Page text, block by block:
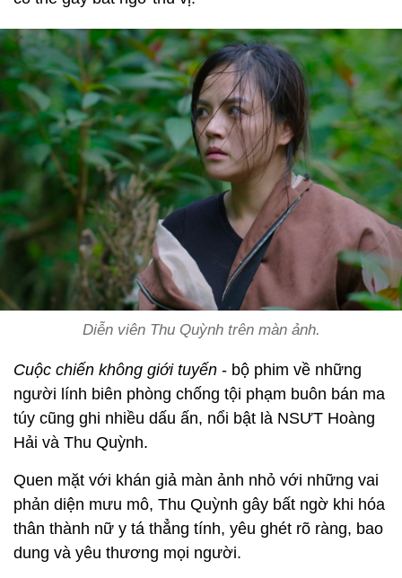
Diễn viên Thu Quỳnh trên màn ảnh.
Cuộc chiến không giới tuyến - bộ phim về những
người lính biên phòng chống tội phạm buôn bán ma
túy cũng ghi nhiều dấu ấn, nổi bật là NSƯT Hoàng
Hải và Thu Quỳnh.
Quen mặt với khán giả màn ảnh nhỏ với những vai
phản diện mưu mô, Thu Quỳnh gây bất ngờ khi hóa
thân thành nữ y tá thẳng tính, yêu ghét rõ ràng, bao
dung và yêu thương mọi người.